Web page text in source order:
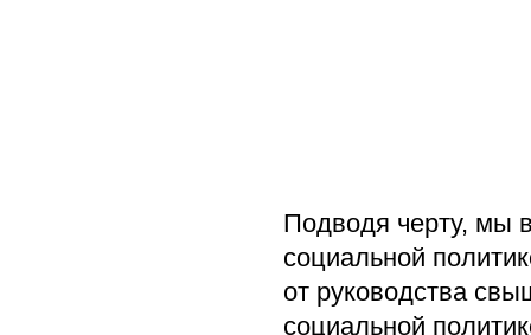
Подводя черту, мы
социальной
от руководства
социальной